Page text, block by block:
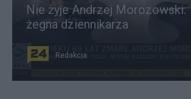
Nie żyje Andrzej Morozowski.
żegna dziennikarza
Redakcja